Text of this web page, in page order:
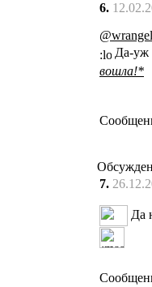
6.
@wrangel
Да-уж
вошла!*
7.
Да